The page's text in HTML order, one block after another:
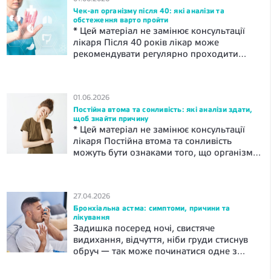
Чек-ап організму після 40: які аналізи та
обстеження варто пройти
* Цей матеріал не замінює консультації
лікаря Після 40 років лікар може
рекомендувати регулярно проходити
судинних захворювань.За показаннями
можуть бути призначені лабораторні
дослідження: загальний та біохімічний
аналіз крові, перевірка рівня глюкози та
холестерину. Інші обстеження
призначаються індивідуально — з
01.06.2026
Постійна втома та сонливість: які аналізи здати,
щоб знайти причину
* Цей матеріал не замінює консультації
лікаря Постійна втома та сонливість
можуть бути ознаками того, що організму
основі результатів цих досліджень
обговорюється подальший план дій. Що
вважати постійною втомою? Втома після
важкого дня — це норма. Вона проходить
[…]
27.04.2026
Бронхіальна астма: симптоми, причини та
лікування
Задишка посеред ночі, свистяче
видихання, відчуття, ніби груди стиснув
обруч — так може починатися одне з